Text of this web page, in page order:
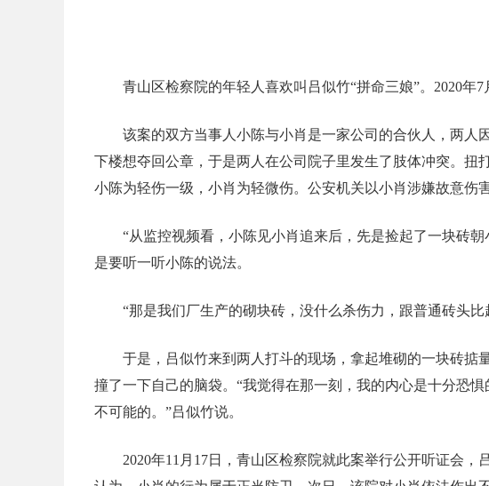
青山区检察院的年轻人喜欢叫吕似竹“拼命三娘”。2020年
该案的双方当事人小陈与小肖是一家公司的合伙人，两人
下楼想夺回公章，于是两人在公司院子里发生了肢体冲突。扭
小陈为轻伤一级，小肖为轻微伤。公安机关以小肖涉嫌故意伤
“从监控视频看，小陈见小肖追来后，先是捡起了一块砖
是要听一听小陈的说法。
“那是我们厂生产的砌块砖，没什么杀伤力，跟普通砖头比
于是，吕似竹来到两人打斗的现场，拿起堆砌的一块砖掂
撞了一下自己的脑袋。“我觉得在那一刻，我的内心是十分恐
不可能的。”吕似竹说。
2020年11月17日，青山区检察院就此案举行公开听证会